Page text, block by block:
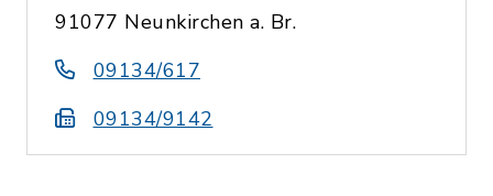
91077 Neunkirchen a. Br.
09134/617
09134/9142